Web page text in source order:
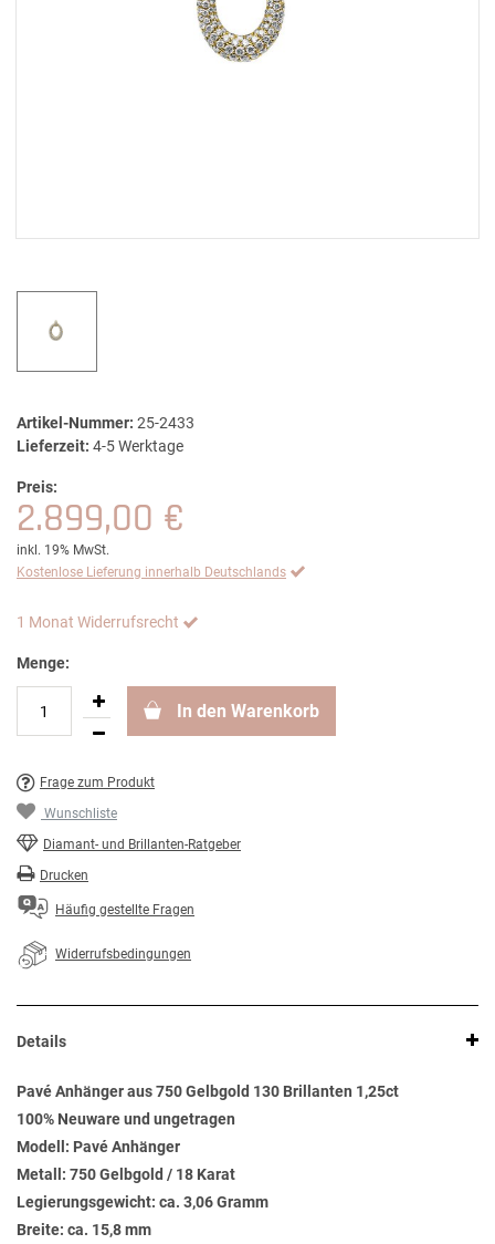
Artikel-Nummer: 25-2433
Lieferzeit: 4-5 Werktage
Preis:
2.899,00 €
inkl. 19% MwSt.
Kostenlose Lieferung innerhalb Deutschlands
1 Monat Widerrufsrecht
Menge:
In den Warenkorb
Frage zum Produkt
Wunschliste
Diamant- und Brillanten-Ratgeber
Drucken
Häufig gestellte Fragen
Widerrufsbedingungen
Details
Pavé Anhänger aus 750 Gelbgold 130 Brillanten 1,25ct
100% Neuware und ungetragen
Modell: Pavé Anhänger
Metall: 750 Gelbgold / 18 Karat
Legierungsgewicht: ca. 3,06 Gramm
Breite: ca. 15,8 mm